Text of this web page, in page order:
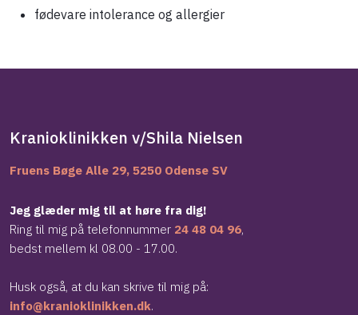
fødevare intolerance og allergier
Kranioklinikken v/Shila Nielsen
Fruens Bøge Alle 29, 5250 Odense SV
Jeg glæder mig til at høre fra dig!
Ring til mig på telefonnummer 24 48 04 96,
​bedst mellem kl 08.00 - 17.00.
​Husk også, at du kan skrive til mig på:
info@kranioklinikken.dk.